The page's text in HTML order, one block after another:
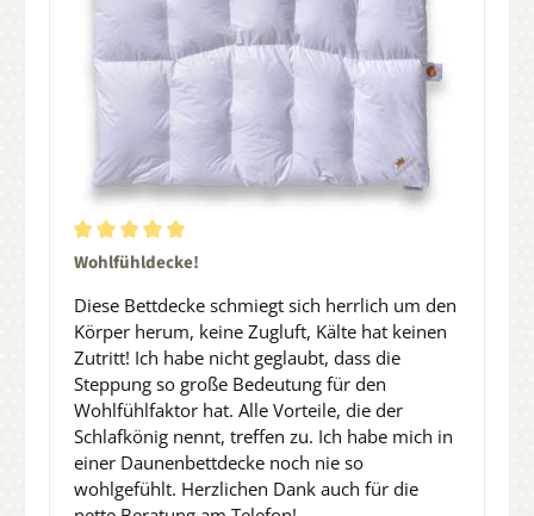
Durchschnittliche Bewertung von 5 von 5 Sternen
Wohlfühldecke!
Diese Bettdecke schmiegt sich herrlich um den
Körper herum, keine Zugluft, Kälte hat keinen
Zutritt! Ich habe nicht geglaubt, dass die
Steppung so große Bedeutung für den
Wohlfühlfaktor hat. Alle Vorteile, die der
Schlafkönig nennt, treffen zu. Ich habe mich in
einer Daunenbettdecke noch nie so
wohlgefühlt. Herzlichen Dank auch für die